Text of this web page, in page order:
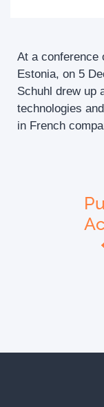
At a conference
Estonia, on 5
Schuhl drew up
technologies
in French